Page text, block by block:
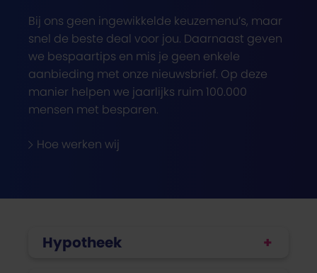
Bij ons geen ingewikkelde keuzemenu’s, maar
snel de beste deal voor jou. Daarnaast geven
we bespaartips en mis je geen enkele
aanbieding met onze nieuwsbrief. Op deze
manier helpen we jaarlijks ruim 100.000
mensen met besparen.
Hoe werken wij
Hypotheek